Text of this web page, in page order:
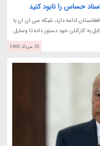
حساس را نابود کنید
ادامه دارد، شبکه سی ان ان با
به کارکنان خود دستور داده تا وسایل
26 مرداد 1400